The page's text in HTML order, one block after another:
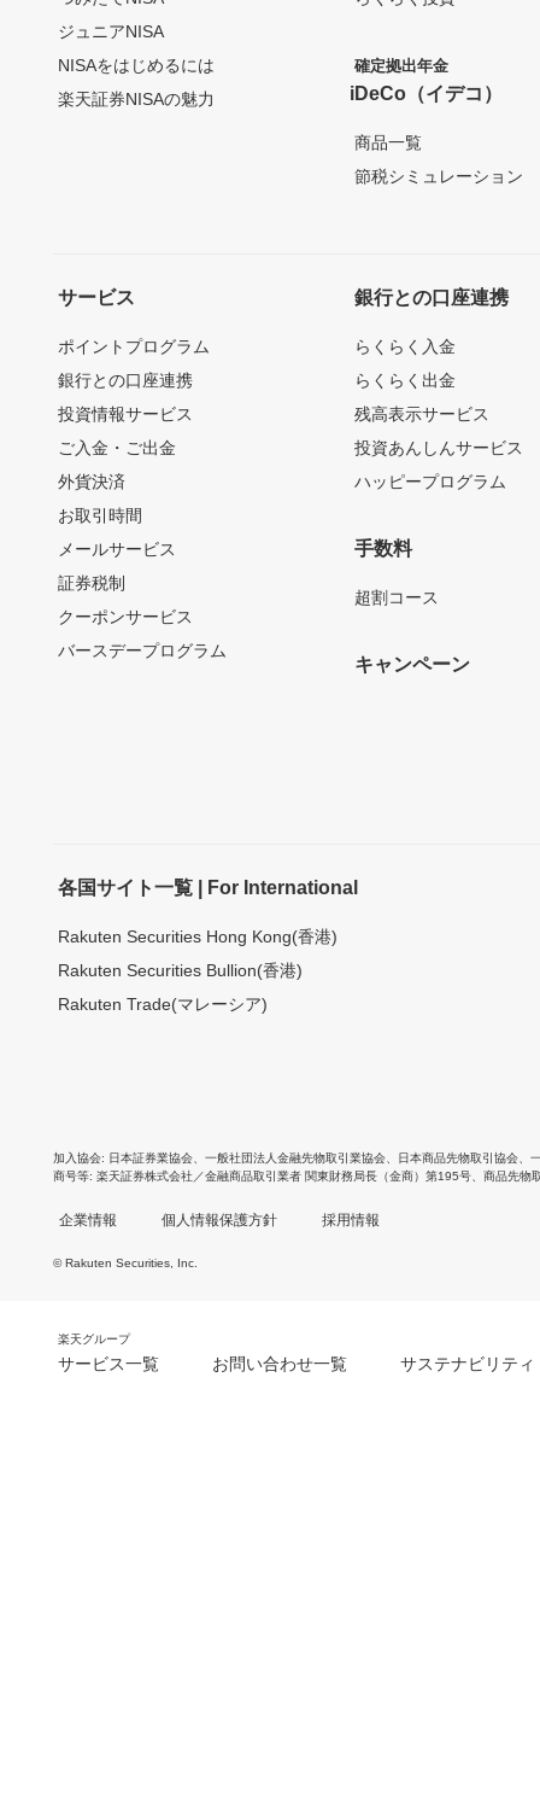
ジュニアNISA
NISAをはじめるには
楽天証券NISAの魅力
確定拠出年金
iDeCo（イデコ）
商品一覧
節税シミュレーション
サービス
ポイントプログラム
銀行との口座連携
投資情報サービス
ご入金・ご出金
外貨決済
お取引時間
メールサービス
証券税制
クーポンサービス
バースデープログラム
銀行との口座連携
らくらく入金
らくらく出金
残高表示サービス
投資あんしんサービス
ハッピープログラム
手数料
超割コース
キャンペーン
各国サイト一覧 | For International
Rakuten Securities Hong Kong(香港)
Rakuten Securities Bullion(香港)
Rakuten Trade(マレーシア)
加入協会 日本証券業協会 一般社団法人金融先物取引業協会 日本商品先物取引協会
商号等 楽天証券株式会社／金融商品取引業者 関東財務局長（金商）第195号、商品先物
企業情報 個人情報保護方針 採用情報
© Rakuten Securities, Inc.
楽天グループ
サービス一覧 お問い合わせ一覧 サステナビリティ